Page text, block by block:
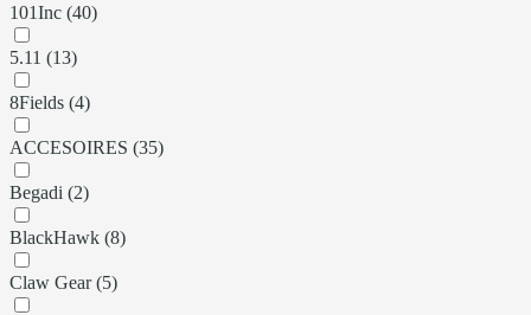
101Inc (40)
5.11 (13)
8Fields (4)
ACCESOIRES (35)
Begadi (2)
BlackHawk (8)
Claw Gear (5)